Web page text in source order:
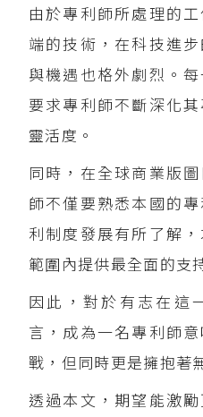
由於專利師所處理的
端的技術，在科技進
與機遇也格外劇烈。
要求專利師不斷深化
靈活度。
同時，在全球商業版
師不僅要熟悉本國的
利制度發展有所了解
範圍內提供最全面的支
因此，對於有志在這
言，成為一名專利師
戰，但同時更是擁抱著
透過本文，期望能激